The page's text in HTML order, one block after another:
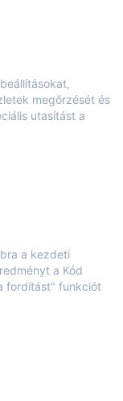
megőrzését és
utasítást a
a kezdeti
a Kód
fordítást" funkciót